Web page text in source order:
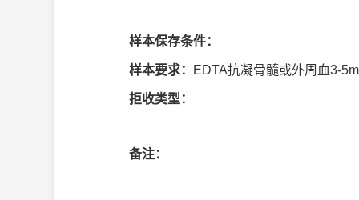
样本保存条件：
样本要求： EDTA抗凝骨髓或外周血3-
拒收类型：
备注：